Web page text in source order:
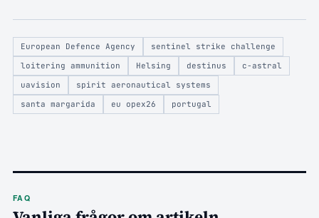
European Defence Agency
sentinel strike challenge
loitering ammunition
Helsing destinus
c-astral
uavision
spirit aeronautical systems
santa margarida
eu opex26 portugal
FAQ